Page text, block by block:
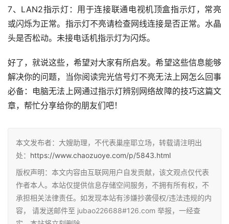
7、LAN2指示灯：用于连接联通电视机顶盒指示灯，常亮
或闪烁为正常。指示灯不亮请检查网线连接是否正常。水晶
头是否松动。未接电话机指示灯为闪烁。
好了，就说这些，希望对大家有所启发。希望这些信息能够
解决你的问题，当你阅读完光信号灯不亮无法上网怎么回事
必备：电脑无法上网通过指示灯辨别网络故障的技巧这篇文
章，帮忙分享给你的朋友们吧！
本文发布者：大嫂助理，不代表巢座耶立场，转载请注明出
处： https://www.chaozuoye.com/p/5843.html
版权声明：本文内容由互联网用户自发贡献，该文观点仅代表
作者本人。本站仅提供信息存储空间服务，不拥有所有权，不
承担相关法律责任。如发现本站有涉嫌抄袭侵权/违法违规的内
容， 请发送邮件至 jubao226688#126.com 举报，一经查